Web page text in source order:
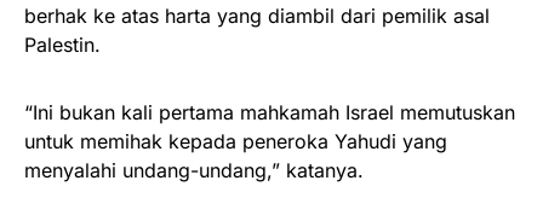
berhak ke atas harta yang diambil dari pemilik asal
Palestin.
“Ini bukan kali pertama mahkamah Israel memutuskan
untuk memihak kepada peneroka Yahudi yang
menyalahi undang-undang,” katanya.